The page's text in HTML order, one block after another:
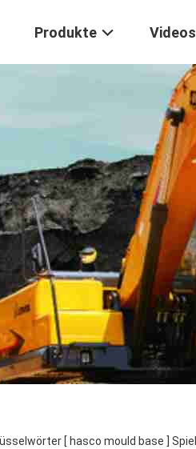
Produkte Videos
[ hasco mould base ] Spiel